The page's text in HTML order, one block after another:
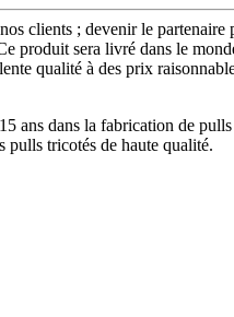
clients ; devenir le
produit sera livré dans le
qualité à des prix
ans dans la fabrication de
pulls tricotés de haute qualité.